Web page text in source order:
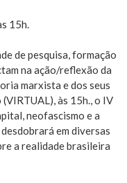
15h.
de pesquisa, formação
na ação/reflexão da
marxista e dos seus
às 15h., o IV
neofascismo e a
em diversas
a realidade brasileira